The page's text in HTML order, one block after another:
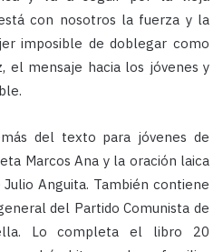
con nosotros la fuerza y la
imposible de doblegar como
el mensaje hacia los jóvenes y
del texto para jóvenes de
Marcos Ana y la oración laica
Anguita. También contiene
del Partido Comunista de
Lo completa el libro 20